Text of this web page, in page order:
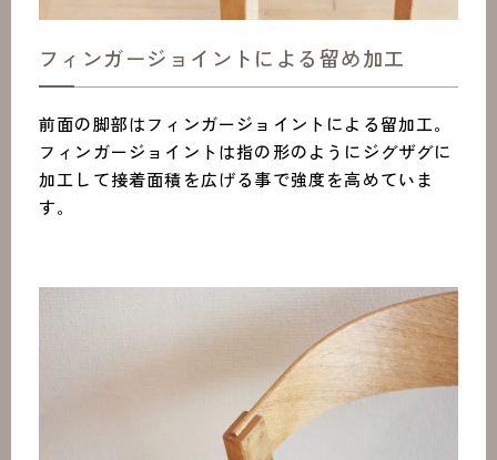
フィンガージョイントによる留め加工
前面の脚部はフィンガージョイントによる留加工。
フィンガージョイントは指の形のようにジグザグに
加工して接着面積を広げる事で強度を高めていま
す。